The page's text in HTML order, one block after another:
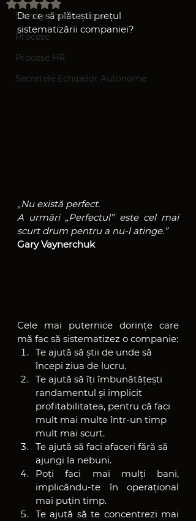
Management sistemic
Procese
Procese HR
Secretele Echipelor Autonome
Evaluat(ă) cu NaN din 5 stele.
De ce să plătești prețul
sistematizării companiei?
„Nu există perfect.
A urmări „Perfectul” este cel mai
scurt drum pentru a nu-l atinge.”
Gary Vaynerchuk
Cele mai puternice dorințe care
mă fac să sistematizez o companie:
Te ajută să știi de unde să
începi ziua de lucru.
Te ajută să îți îmbunătățești
randamentul și implicit
profitabilitatea, pentru că faci
mult mai multe într-un timp
mult mai scurt.
Te ajută să faci afaceri fără să
ajungi la nebuni.
Poți faci mai mulți bani,
implicându-te în operațional
mai puțin timp.
Te ajută să te concentrezi mai